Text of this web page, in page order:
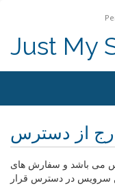
Just My
از دسترس
می باشد و سفارش های
سرویس در دسترس قرار